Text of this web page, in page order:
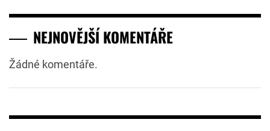
NEJNOVĚJŠÍ KOMENTÁŘE
Žádné komentáře.